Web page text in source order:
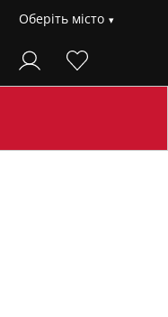
Оберіть місто